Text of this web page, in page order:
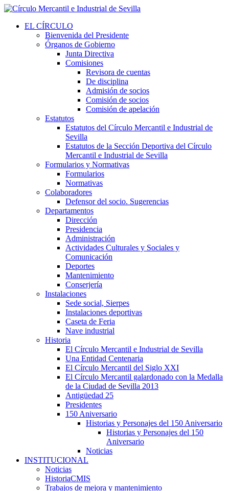
EL CÍRCULO
Bienvenida del Presidente
Órganos de Gobierno
Junta Directiva
Comisiones
Revisora de cuentas
De disciplina
Admisión de socios
Comisión de socios
Comisión de apelación
Estatutos
Estatutos del Círculo Mercantil e Industrial de
Sevilla
Estatutos de la Sección Deportiva del Círculo
Mercantil e Industrial de Sevilla
Formularios y Normativas
Formularios
Normativas
Colaboradores
Defensor del socio. Sugerencias
Departamentos
Dirección
Presidencia
Administración
Actividades Culturales y Sociales y
Comunicación
Deportes
Mantenimiento
Conserjería
Instalaciones
Sede social, Sierpes
Instalaciones deportivas
Caseta de Feria
Nave industrial
Historia
El Círculo Mercantil e Industrial de Sevilla
Una Entidad Centenaria
El Círculo Mercantil del Siglo XXI
El Círculo Mercantil galardonado con la Medalla
de la Ciudad de Sevilla 2013
Antigüedad 25
Presidentes
150 Aniversario
Historias y Personajes del 150 Aniversario
Historias y Personajes del 150
Aniversario
Noticias
INSTITUCIONAL
Noticias
HistoriaCMIS
Trabajos de mejora y mantenimiento